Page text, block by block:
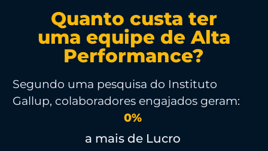
Quanto custa ter
uma equipe de Alta
Performance?
Segundo uma pesquisa do Instituto
Gallup, colaboradores engajados geram:
a mais de Lucro
0%